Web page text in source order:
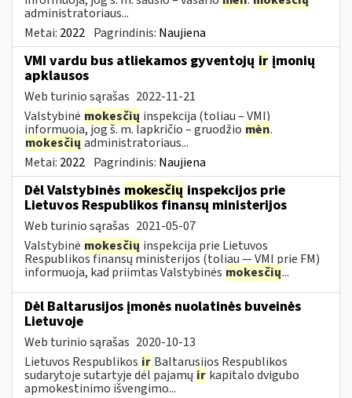
administratoriaus...
Metai: 2022 Pagrindinis: Naujiena
VMI vardu bus atliekamos gyventojų ir įmonių
apklausos
Web turinio sąrašas 2022-11-21
Valstybinė mokesčių inspekcija (toliau – VMI)
informuoja, jog š. m. lapkričio – gruodžio mėn.
mokesčių administratoriaus...
Metai: 2022 Pagrindinis: Naujiena
Dėl Valstybinės mokesčių inspekcijos prie
Lietuvos Respublikos finansų ministerijos
Web turinio sąrašas 2021-05-07
Valstybinė mokesčių inspekcija prie Lietuvos
Respublikos finansų ministerijos (toliau — VMI prie FM)
informuoja, kad priimtas Valstybinės mokesčių...
Dėl Baltarusijos įmonės nuolatinės buveinės
Lietuvoje
Web turinio sąrašas 2020-10-13
Lietuvos Respublikos ir Baltarusijos Respublikos
sudarytoje sutartyje dėl pajamų ir kapitalo dvigubo
apmokestinimo išvengimo...